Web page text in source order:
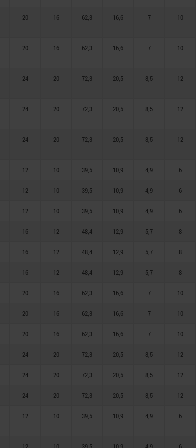
20 16 62,3 16,6 7 10
20 16 62,3 16,6 7 10
24 20 72,3 20,5 8,5 12
24 20 72,3 20,5 8,5 12
24 20 72,3 20,5 8,5 12
12 10 39,5 10,9 4,9 6
12 10 39,5 10,9 4,9 6
12 10 39,5 10,9 4,9 6
16 12 48,4 12,9 5,7 8
16 12 48,4 12,9 5,7 8
16 12 48,4 12,9 5,7 8
20 16 62,3 16,6 7 10
20 16 62,3 16,6 7 10
20 16 62,3 16,6 7 10
24 20 72,3 20,5 8,5 12
24 20 72,3 20,5 8,5 12
24 20 72,3 20,5 8,5 12
12 10 39,5 10,9 4,9 6